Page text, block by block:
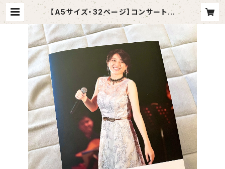
【A5サイズ・32ページ】コンサートフ
ォトブック | mercimusic